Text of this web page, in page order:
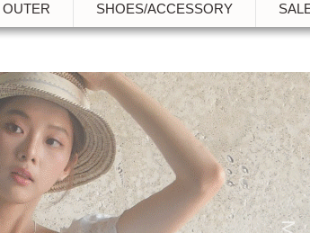
OUTER SHOES/ACCESSORY